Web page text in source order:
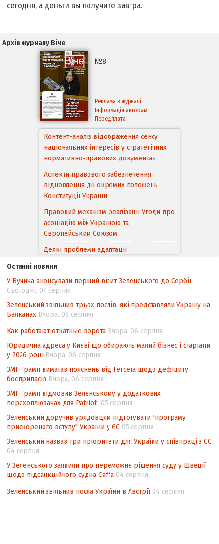
сегодня, а деньги вы получите завтра.
Архів журналу Віче
№8
Реклама в журналі
Інформація авторам
Передплата
Контент-аналіз відображення сенсу
національних інтересів у стратегічних
нормативно-правових документах
Аспекти правового забезпечення
відновлення дії окремих положень
Конституції України
Правовий механізм реалізації Угоди про
асоціацію між Україною та
Європейським Cоюзом
Деякі проблеми адаптації
походження товарів відповідно до
Угоди про торговельні аспекти прав
інтелектуальної власності (TRIPS) у
контексті євроінтеграції
Аналіз виборчого законодавства щодо
невизначеності механізму повторного
підрахунку голосів виборців
Інформаційна безпека суспільства
Останні новини
У Вучича анонсували перший візит Зеленського до Сербії
Сьогодні, 07 серпня
Зеленський звільнив трьох послів, які представляли Україну на
Балканах Вчора, 06 серпня
Как работают откатные ворота Вчора, 06 серпня
Юридична адреса у Києві що обирають малий бізнес і стартапи
у 2026 році Вчора, 06 серпня
ЗМІ: Трамп вимагав пояснень від Гегсета щодо дефіциту
боєприпасів Вчора, 06 серпня
ЗМІ: Трамп відмовив Зеленському у додаткових
перехоплювачах для Patriot 05 серпня
Зеленський доручив урядовцям підготувати "програму
прискореного вступу" України у ЄС 05 серпня
Зеленський назвав три пріоритети для України у співпраці з ЄС
04 серпня
У Зеленського заявили про переможне рішення суду у Швеції
щодо підсанкційного судна Caffa 04 серпня
Зеленський звільнив посла України в Австрії 04 серпня